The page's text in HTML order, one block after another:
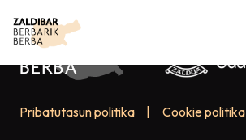
Pribatutasun politika Cookie politika